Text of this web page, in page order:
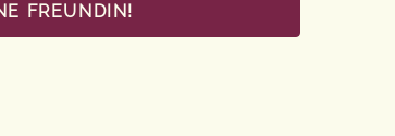
FREUNDIN!